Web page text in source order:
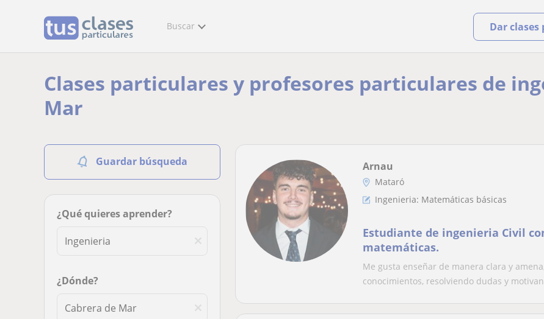
Buscar Dar
Clases particulares y profesores particulares de
Mar
Guardar búsqueda
¿Qué quieres aprender?
¿Dónde?
Arnau
Mataró
Ingenieria: Matemáticas básicas
Estudiante de ingenieria Civil
matemáticas.
Me gusta enseñar de manera clara y
conocimientos, resolviendo dudas y